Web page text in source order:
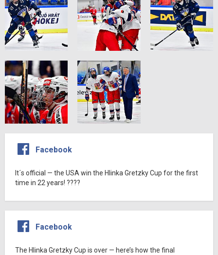
Facebook
It´s official — the USA win the Hlinka Gretzky Cup for the first
time in 22 years! ????
Facebook
The Hlinka Gretzky Cup is over — here’s how the final